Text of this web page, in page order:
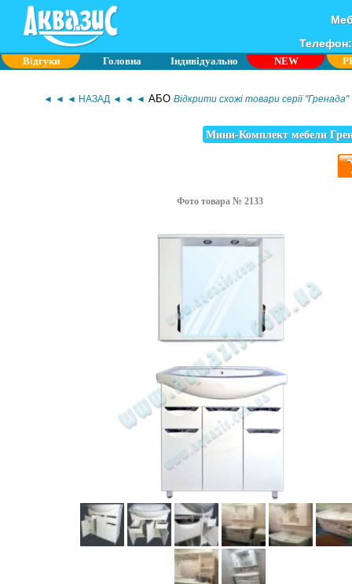
Телефон:
Відгуки Головна Індивідуально NEW
◄ ◄ ◄ НАЗАД ◄ ◄ ◄ АБО Відкрити схожі товари серії "Гренада"
Мини-Комплект мебели
Фото товара № 2133